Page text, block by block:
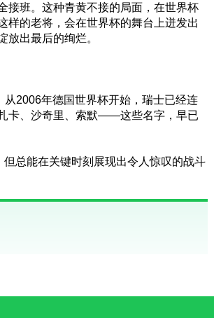
接班。这种青黄不接的局面，在世界杯
样的老将，会在世界杯的舞台上迸发出
出最后的绚烂。
2006年德国世界杯开始，瑞士已经连
卡、沙奇里、索默——这些名字，早已
总能在关键时刻展现出令人惊叹的战斗